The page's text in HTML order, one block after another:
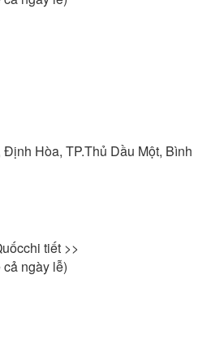
Hòa, TP.Thủ Dầu Một, Bình
chi tiết >>
cả ngày lễ)